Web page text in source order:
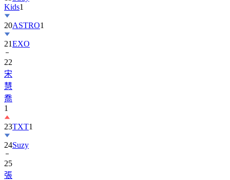
Kids1
20ASTRO1
21EXO
22
宋
慧
喬
1
23TXT1
24Suzy
25
張